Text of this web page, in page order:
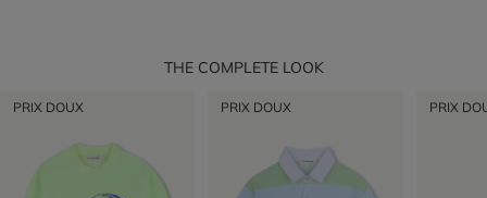
THE COMPLETE LOOK
PRIX DOUX PRIX DOUX PRIX